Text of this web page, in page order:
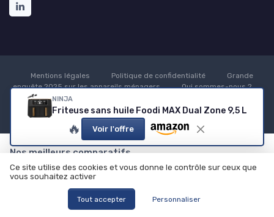
NINJA
Friteuse sans huile Foodi MAX Dual Zone 9,5 L
🔥 Voir l'offre
Mentions légales Politique de confidentialité
Grande
enquête 2025 sur les appareils ménagers
Qui sommes-nous ?
Notre méthodologie de test et de sélection
© Appareils ménagers 2026
Nos meilleurs comparatifs
Appareils de Cuisine
Meilleurs réfrigérateurs
Comparatif airfryer
Entretien de la Maison
Comparatif aspirateurs robots
Ce site utilise des cookies et vous donne le contrôle sur ceux que
vous souhaitez activer
Tout accepter Personnaliser